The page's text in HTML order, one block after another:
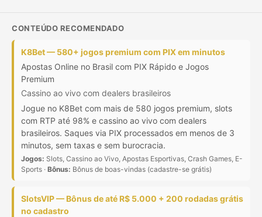
CONTEÚDO RECOMENDADO
K8Bet — 580+ jogos premium com PIX em minutos
Apostas Online no Brasil com PIX Rápido e Jogos
Premium
Cassino ao vivo com dealers brasileiros
Jogue no K8Bet com mais de 580 jogos premium, slots
com RTP até 98% e cassino ao vivo com dealers
brasileiros. Saques via PIX processados em menos de 3
minutos, sem taxas e sem burocracia.
Jogos: Slots, Cassino ao Vivo, Apostas Esportivas, Crash Games, E-
Sports · Bônus: Bônus de boas-vindas (cadastre-se grátis)
SlotsVIP — Bônus de até R$ 5.000 + 200 rodadas grátis
no cadastro